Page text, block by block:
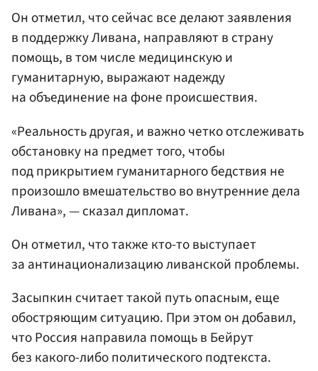
Он отметил, что сейчас все делают заявления
в поддержку Ливана, направляют в страну
помощь, в том числе медицинскую и
гуманитарную, выражают надежду
на объединение на фоне происшествия.
«Реальность другая, и важно четко отслеживать
обстановку на предмет того, чтобы
под прикрытием гуманитарного бедствия не
произошло вмешательство во внутренние дела
Ливана», — сказал дипломат.
Он отметил, что также кто-то выступает
за антинационализацию ливанской проблемы.
Засыпкин считает такой путь опасным, еще
обостряющим ситуацию. При этом он добавил,
что Россия направила помощь в Бейрут
без какого-либо политического подтекста.